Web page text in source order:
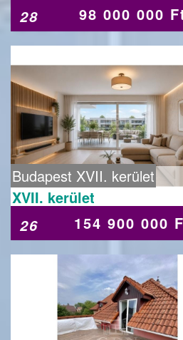
28 98 000 000
Budapest XVII. kerület
XVII. kerület
26 154 900 000